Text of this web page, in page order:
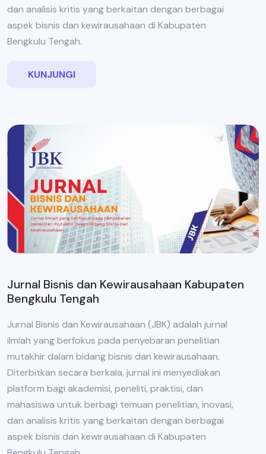
dan analisis kritis yang berkaitan dengan berbagai
aspek bisnis dan kewirausahaan di Kabupaten
Bengkulu Tengah.
KUNJUNGI
Jurnal Bisnis dan Kewirausahaan Kabupaten
Bengkulu Tengah
Jurnal Bisnis dan Kewirausahaan (JBK) adalah jurnal
ilmiah yang berfokus pada penyebaran penelitian
mutakhir dalam bidang bisnis dan kewirausahaan.
Diterbitkan secara berkala, jurnal ini menyediakan
platform bagi akademisi, peneliti, praktisi, dan
mahasiswa untuk berbagi temuan penelitian, inovasi,
dan analisis kritis yang berkaitan dengan berbagai
aspek bisnis dan kewirausahaan di Kabupaten